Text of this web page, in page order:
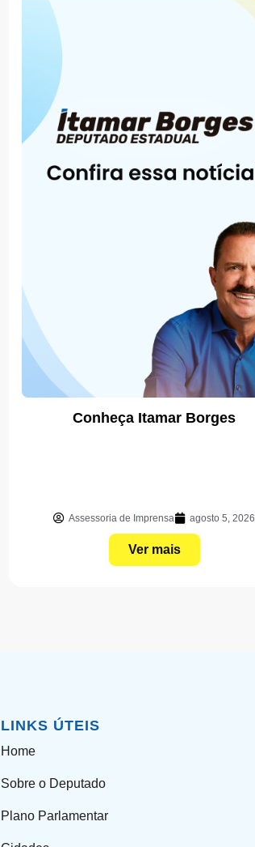
Conheça Itamar Borges
Assessoria de Imprensa agosto 5, 2026
Ver mais
LINKS ÚTEIS
Home
Sobre o Deputado
Plano Parlamentar